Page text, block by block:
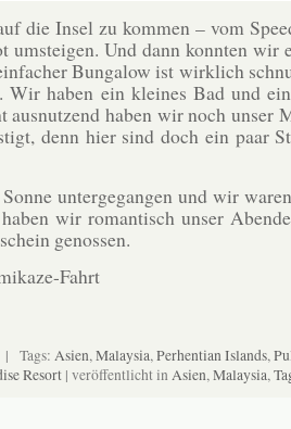
die Insel zu kommen – vom
umsteigen. Und dann konnten wir
Bungalow ist wirklich
Wir haben ein kleines Bad und
ausnutzend haben wir noch unser
denn hier sind doch ein paar
untergegangen und wir
wir romantisch unser
genossen.
Fahrt
| Tags: Asien,Malaysia,Perhentian Islands,
Resort| veröffentlicht inAsien,Malaysia,